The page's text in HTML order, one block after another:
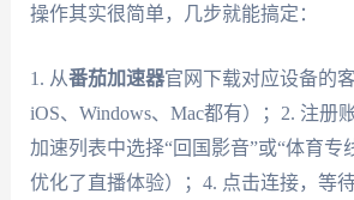
操作其实很简单，几步就能搞定：
1. 从番茄加速器官网下载对应设备的
iOS、Windows、Mac都有）；2. 注册
加速列表中选择“回国影音”或“体育专
优化了直播体验）；4. 点击连接，等